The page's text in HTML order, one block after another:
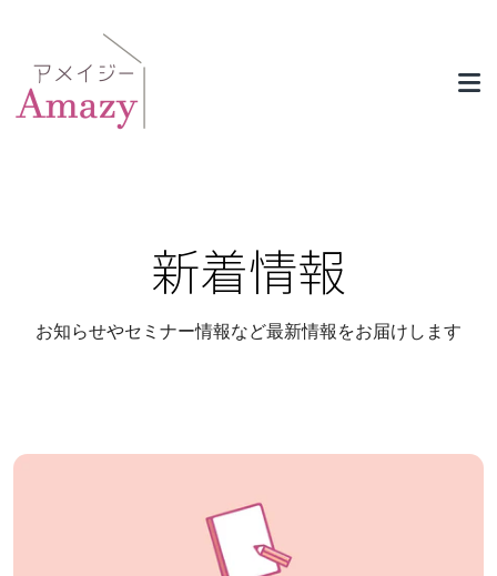
新着情報
お知らせやセミナー情報など最新情報をお届けします